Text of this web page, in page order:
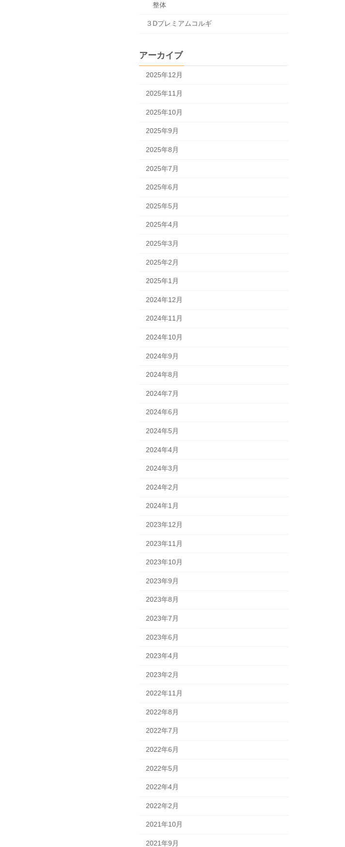
整体
３Dプレミアムコルギ
アーカイブ
2025年12月
2025年11月
2025年10月
2025年9月
2025年8月
2025年7月
2025年6月
2025年5月
2025年4月
2025年3月
2025年2月
2025年1月
2024年12月
2024年11月
2024年10月
2024年9月
2024年8月
2024年7月
2024年6月
2024年5月
2024年4月
2024年3月
2024年2月
2024年1月
2023年12月
2023年11月
2023年10月
2023年9月
2023年8月
2023年7月
2023年6月
2023年4月
2023年2月
2022年11月
2022年8月
2022年7月
2022年6月
2022年5月
2022年4月
2022年2月
2021年10月
2021年9月